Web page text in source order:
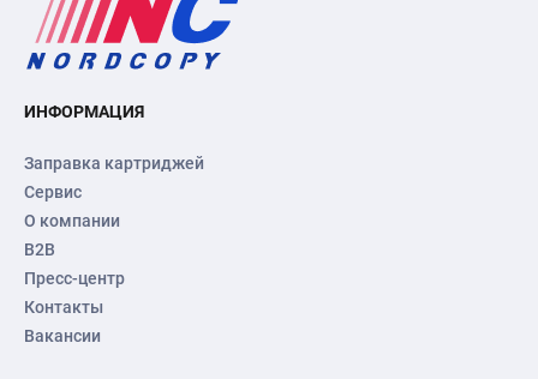
ИНФОРМАЦИЯ
Заправка картриджей
Сервис
О компании
B2B
Пресс-центр
Контакты
Вакансии